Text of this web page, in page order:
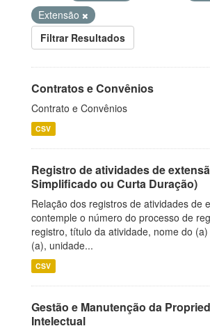
Extensão
Filtrar Resultados
Contratos e Convênios
Contrato e Convênios
CSV
Registro de atividades de
Simplificado ou Curta Duração)
Relação dos registros de atividades de
contemple o número do processo de
registro, título da atividade, nome do
(a), unidade...
CSV
Gestão e Manutenção da
Intelectual